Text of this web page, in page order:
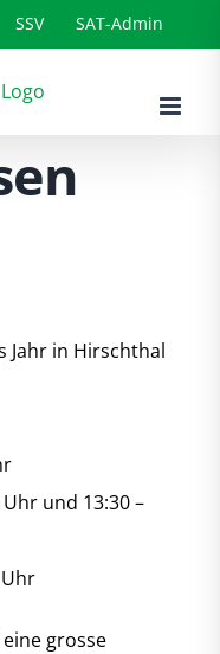
SSV SAT-Admin
Jahr in Hirschthal
Uhr und 13:30 –
Uhr
grosse